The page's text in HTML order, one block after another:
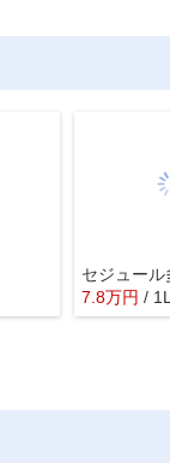
セジュール
7.8万円 /